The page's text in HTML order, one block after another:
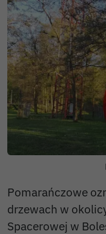
Pomarańczowe
drzewach w
Spacerowej w